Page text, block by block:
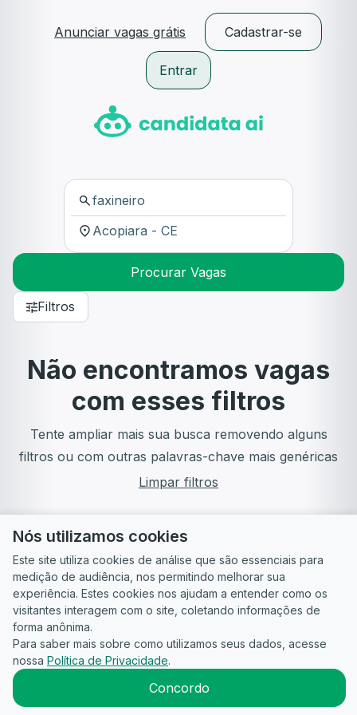
Anunciar vagas grátis Cadastrar-se
Entrar
Procurar Vagas
Filtros
Não encontramos vagas
com esses filtros
Tente ampliar mais sua busca removendo alguns
filtros ou com outras palavras-chave mais genéricas
Limpar filtros
Guia do
Candidato
Para
empresas
Política de
Privacidade
Termos
2026CandidataAI
Nós utilizamos cookies
Este site utiliza cookies de análise que são essenciais para
medição de audiência, nos permitindo melhorar sua
experiência. Estes cookies nos ajudam a entender como os
visitantes interagem com o site, coletando informações de
forma anônima.
Para saber mais sobre como utilizamos seus dados, acesse
nossa Política de Privacidade.
Concordo